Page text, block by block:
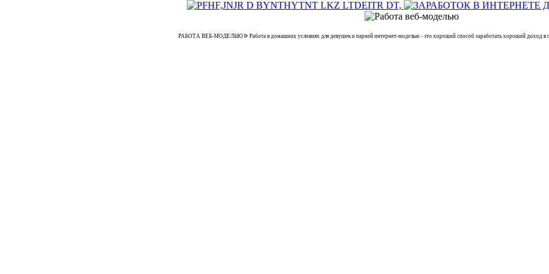
РАБОТА ВЕБ-МОДЕЛЬЮ ᐉ Работа в домашних условиях для девушек и парней интернет-моделью - это хороший способ заработать хороший доход в